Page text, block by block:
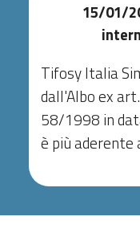
15/01/
Tifosy Italia
dall'Albo ex
58/1998 in
è più aderente